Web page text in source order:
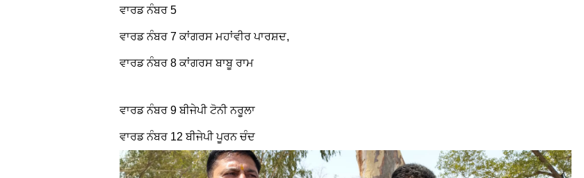
ਵਾਰਡ ਨੰਬਰ 5
ਵਾਰਡ ਨੰਬਰ 7 ਕਾਂਗਰਸ ਮਹਾਂਵੀਰ ਪਾਰਸ਼ਦ,
ਵਾਰਡ ਨੰਬਰ 8 ਕਾਂਗਰਸ ਬਾਬੂ ਰਾਮ
ਵਾਰਡ ਨੰਬਰ 9 ਬੀਜੇਪੀ ਟੋਨੀ ਨਰੂਲਾ
ਵਾਰਡ ਨੰਬਰ 12 ਬੀਜੇਪੀ ਪੂਰਨ ਚੰਦ